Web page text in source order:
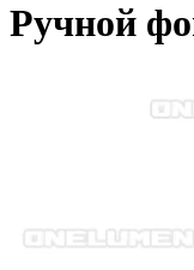
Ручной